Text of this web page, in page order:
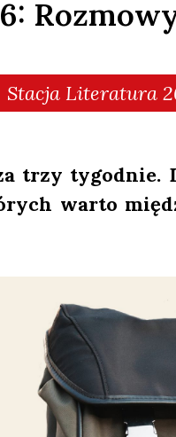
Stacja Literatura
trzy
war­to